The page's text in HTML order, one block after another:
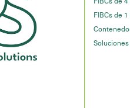
FIBCs de
Soluciones